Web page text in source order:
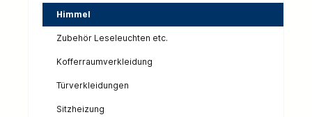
Himmel
Zubehör Leseleuchten etc.
Kofferraumverkleidung
Türverkleidungen
Sitzheizung